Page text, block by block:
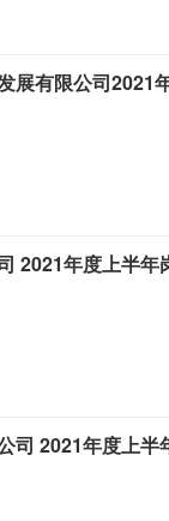
展有限公司2021
2021年度上半
司 2021年度上